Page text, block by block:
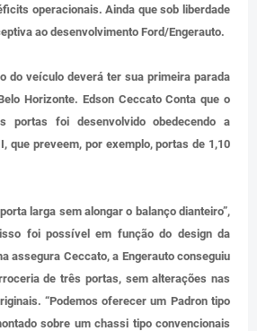
operacionais. Ainda que sob liberdade
ao desenvolvimento Ford/Engerauto.
do veículo deverá ter sua primeira parada
Horizonte. Edson Ceccato Conta que o
portas foi desenvolvido obedecendo a
que preveem, por exemplo, portas de 1,10
larga sem alongar o balanço dianteiro”,
foi possível em função do design da
assegura Ceccato, a Engerauto conseguiu
de três portas, sem alterações nas
“Podemos oferecer um Padron tipo
sobre um chassi tipo convencionais